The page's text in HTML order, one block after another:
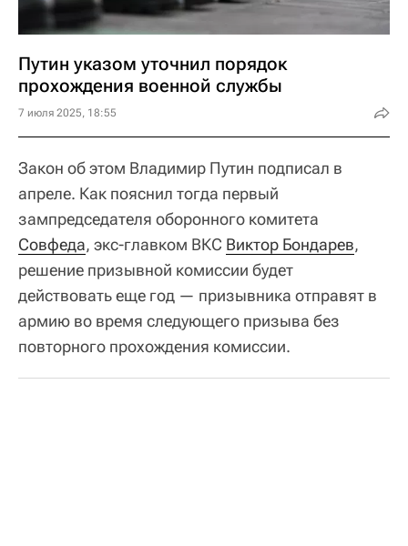
Путин указом уточнил порядок
прохождения военной службы
7 июля 2025, 18:55
Закон об этом Владимир Путин подписал в
апреле. Как пояснил тогда первый
зампредседателя оборонного комитета
Совфеда, экс-главком ВКС Виктор Бондарев,
решение призывной комиссии будет
действовать еще год — призывника отправят в
армию во время следующего призыва без
повторного прохождения комиссии.